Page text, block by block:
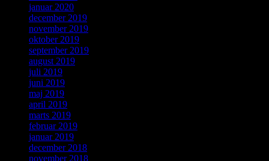
januar 2020
december 2019
november 2019
oktober 2019
september 2019
august 2019
juli 2019
juni 2019
maj 2019
april 2019
marts 2019
februar 2019
januar 2019
december 2018
november 2018